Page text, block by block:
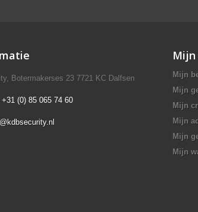
Botermakerses 23 7721 KC Dalfsen
+31 (0) 85 065 74 60
Mijn
Mijn
Mijn
Mijn
Mijn
Mijn
Mijn